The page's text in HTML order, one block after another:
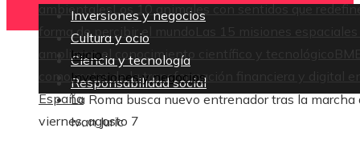
ambientalesLos 10 animales con sentidos que
forma de percibir el mundo Las 15 misiones espaciales
ampliaron el conocimiento científico y tecnológico
como motor de la transformación financiera y digital
España
viernes, agosto 7
Inversiones y negocios
Cultura y ocio
Ciencia y tecnología
Responsabilidad social
Inicio
Inversiones y negocios
La Roma busca nuevo entrenador tras la marcha
Ivan Juric